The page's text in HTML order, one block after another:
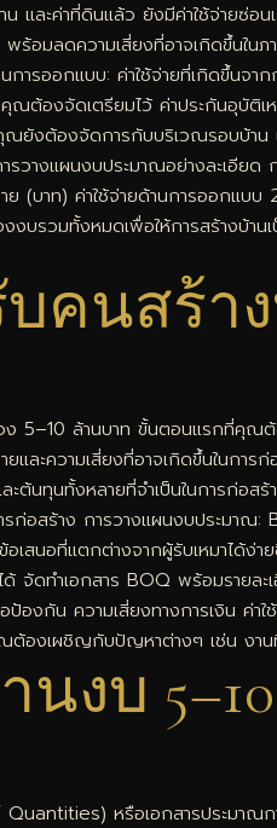
ละค่าที่ดินแล้ว ยังมีค่าใช้จ่ายซ่อน
ร้อมลดความเสี่ยงที่อาจเกิดขึ้นใน
การออกแบบ: ค่าใช้จ่ายที่เกิดขึ้นจ
องจัดเตรียมไว้ ค่าประกันอุบัติเ
ยังต้องจัดการกับบริเวณรอบบ้าน
วางแผนงบประมาณอย่างละเอีย
ย (บาท) ค่าใช้จ่ายด้านการออก
วมทั้งหมดเพื่อให้การสร้างบ้านเป็
คนสร้าง
ง 5–10 ล้านบาท ขั้นตอนแรกที่คุณ
ละความเสี่ยงที่อาจเกิดขึ้นในกา
ต้นทุนทั้งหลายที่จำเป็นในการก่อส
สร้าง การวางแผนงบประมาณ:
อเสนอที่แตกต่างจากผู้รับเหมาได้
จัดทำเอกสาร BOQ พร้อมรายล
งกัน ความเสี่ยงทางการเงิน ค่า
ต้องเผชิญกับปัญหาต่างๆ เช่น งา
งบ
หรือเอกสารประมาณก